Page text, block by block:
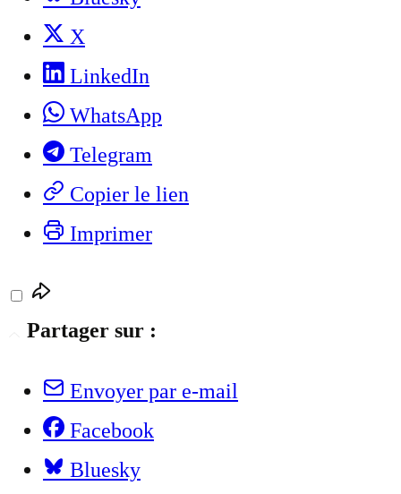
X
LinkedIn
WhatsApp
Telegram
Copier le lien
Imprimer
Partager sur :
Envoyer par e-mail
Facebook
Bluesky